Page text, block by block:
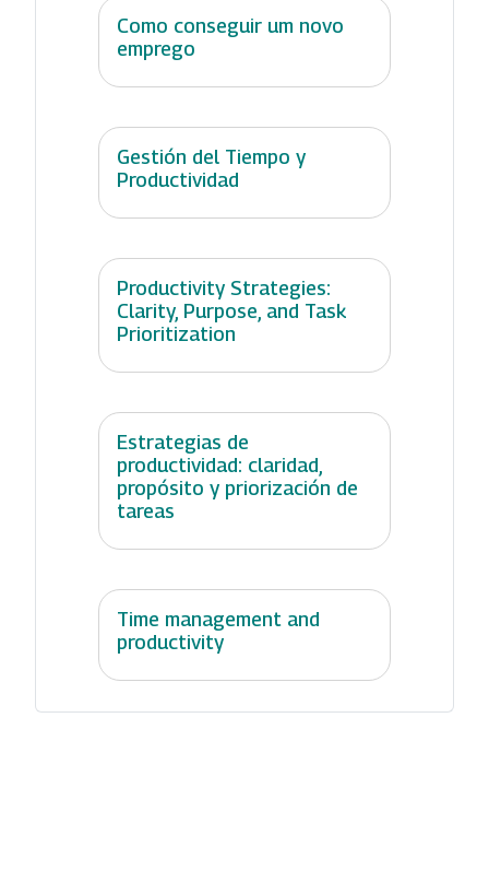
Como conseguir um novo
emprego
Gestión del Tiempo y
Productividad
Productivity Strategies:
Clarity, Purpose, and Task
Prioritization
Estrategias de
productividad: claridad,
propósito y priorización de
tareas
Time management and
productivity